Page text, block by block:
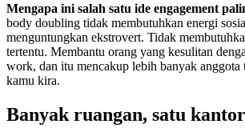
Mengapa ini salah satu ide engagement
body doubling tidak membutuhkan energi
menguntungkan ekstrovert. Tidak
tertentu. Membantu orang yang kesulitan
work, dan itu mencakup lebih banyak anggota
kamu kira.
Banyak ruangan, satu